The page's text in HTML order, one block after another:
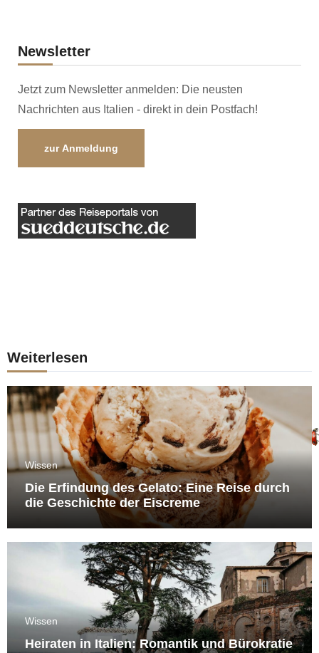
Newsletter
Jetzt zum Newsletter anmelden: Die neusten
Nachrichten aus Italien - direkt in dein Postfach!
zur Anmeldung
Weiterlesen
Wissen
Die Erfindung des Gelato: Eine Reise durch
die Geschichte der Eiscreme
Wissen
Heiraten in Italien: Romantik und Bürokratie